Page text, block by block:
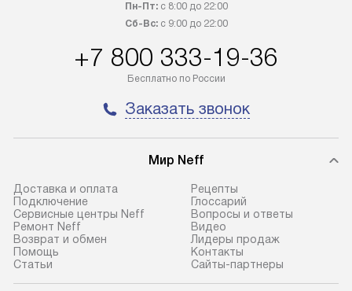
Пн-Пт:с 8:00 до 22:00
Сб-Вс:с 9:00 до 22:00
+7 800 333-19-36
Бесплатно по России
Заказать звонок
Мир Neff
Доставка и оплата
Подключение
Сервисные центры Neff
Ремонт Neff
Возврат и обмен
Помощь
Статьи
Рецепты
Глоссарий
Вопросы и ответы
Видео
Лидеры продаж
Контакты
Сайты-партнеры